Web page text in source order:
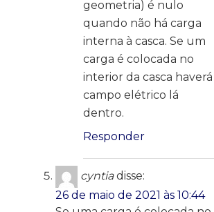
geometria) é nulo
quando não há carga
interna à casca. Se um
carga é colocada no
interior da casca haverá
campo elétrico lá
dentro.
Responder
cyntia disse:
26 de maio de 2021 às 10:44